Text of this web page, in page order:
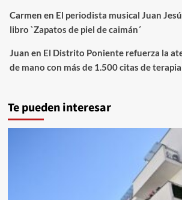
Carmen en El periodista musical Juan
libro `Zapatos de piel de caimán´
Juan en El Distrito Poniente refuerza la
de mano con más de 1.500 citas de
Te pueden interesar